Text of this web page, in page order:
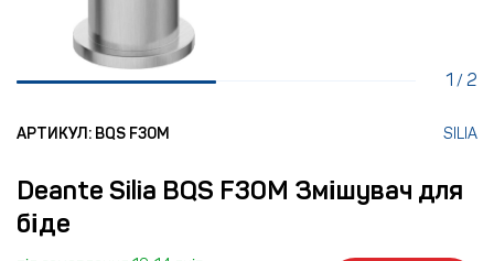
1 /2
АРТИКУЛ: BQS F30M SILIA
Deante Silia BQS F30M Змішувач для
біде